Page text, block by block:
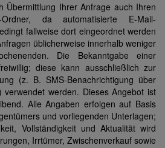
Übermittlung Ihrer Anfrage auch Ihren
da automatisierte E-Mail-
fallweise dort eingeordnet werden
üblicherweise innerhalb weniger
Die Bekanntgabe einer
diese kann ausschließlich zur
(z. B. SMS-Benachrichtigung über
verwendet werden. Dieses Angebot ist
Alle Angaben erfolgen auf Basis
und vorliegenden Unterlagen;
Vollständigkeit und Aktualität wird
Irrtümer, Zwischenverkauf sowie